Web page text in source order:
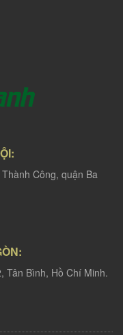
Công, quận Ba
Tân Bình, Hồ Chí Minh.